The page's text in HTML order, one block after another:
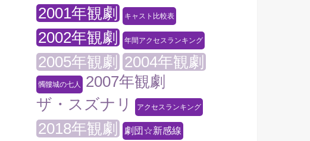
2001年観劇 キャスト比較表
2002年観劇 年間アクセスランキング
2005年観劇 2004年観劇
髑髏城の七人
2007年観劇
ザ・スズナリ
アクセスランキング
2018年観劇 劇団☆新感線